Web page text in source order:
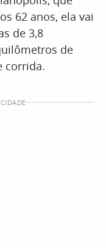
62 anos, ela vai
de 3,8
de
corrida.